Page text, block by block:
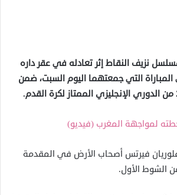
نزيف النقاط إثر تعادله في عقر داره
(1-1) في المباراة التي جمعتهما اليوم السبت، ضمن
لمواجهة المغرب (فيديو)
فيرتس أصحاب الأرض في المقدمة